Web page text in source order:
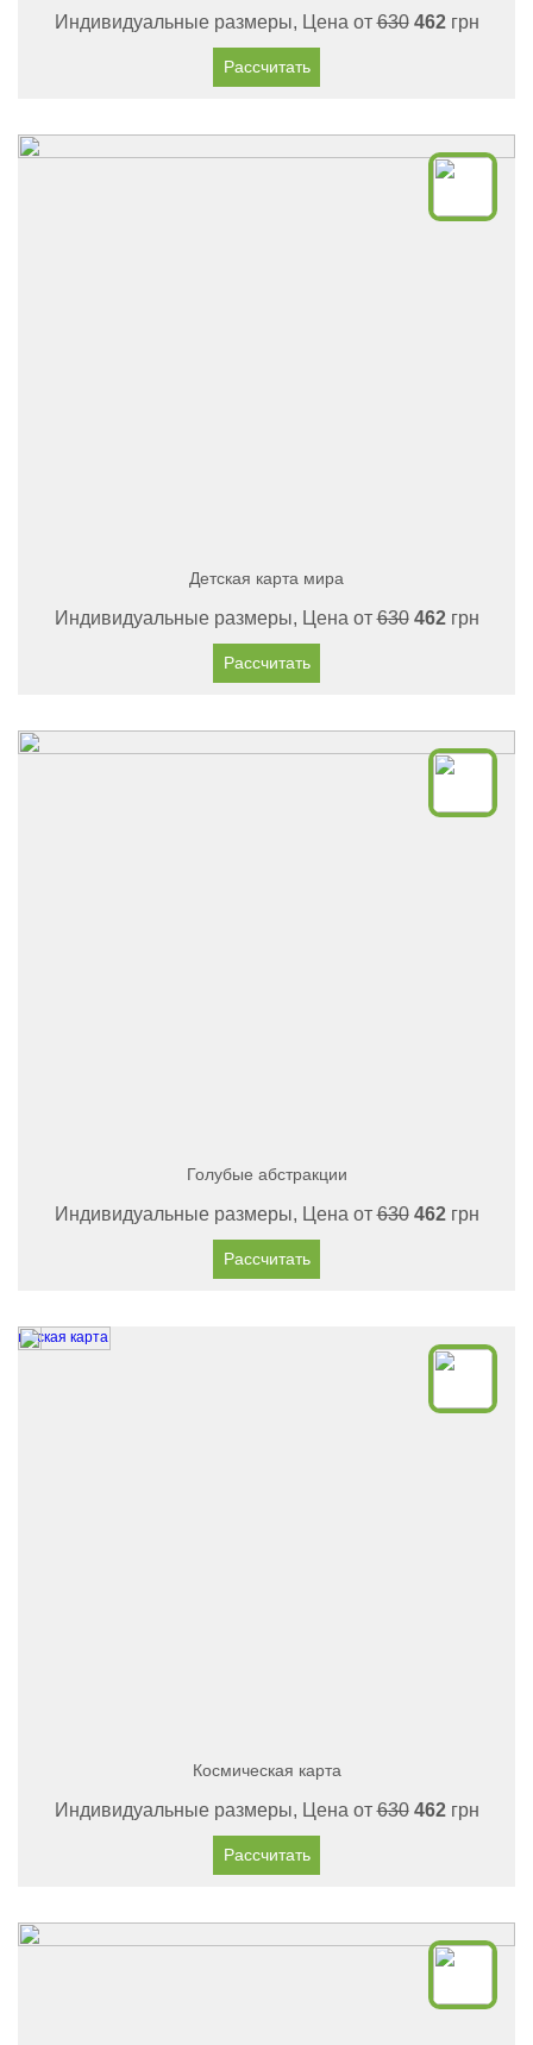
Индивидуальные размеры, Цена от630 462грн
Рассчитать
Детская карта мира
Индивидуальные размеры, Цена от630 462грн
Рассчитать
Голубые абстракции
Индивидуальные размеры, Цена от630 462грн
Рассчитать
Космическая карта
Индивидуальные размеры, Цена от630 462грн
Рассчитать